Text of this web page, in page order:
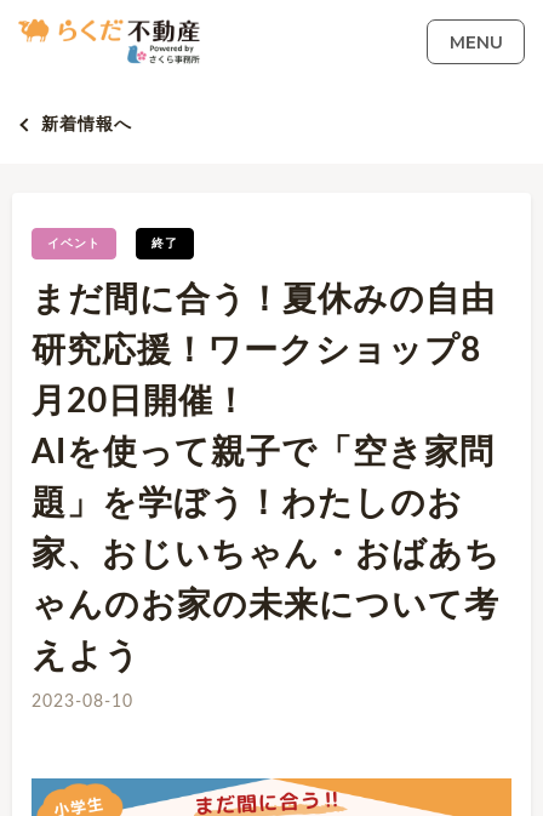
MENU
新着情報へ
イベント 終了
まだ間に合う！夏休みの自由
研究応援！ワークショップ8
月20日開催！
AIを使って親子で「空き家問
題」を学ぼう！わたしのお
家、おじいちゃん・おばあち
ゃんのお家の未来について考
えよう
2023-08-10